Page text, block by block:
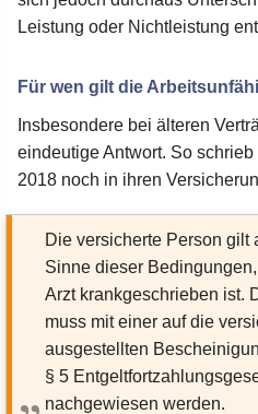
Leistung oder Nichtleistung
Für wen gilt die
Insbesondere bei älteren
eindeutige Antwort. So
2018 noch in ihren
Die versicherte Person gilt
Sinne dieser
Arzt krankgeschrieben ist.
muss mit einer auf die
ausgestellten
§ 5
nachgewiesen werden.